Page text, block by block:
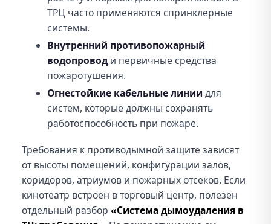
ТРЦ часто применяются спринклерные
системы.
Внутренний противопожарный
водопроводи первичные средства
пожаротушения.
Огнестойкие кабельные линии для
систем, которые должны сохранять
работоспособность при пожаре.
Требования к противодымной защите зависят
от высоты помещений, конфигурации залов,
коридоров, атриумов и пожарных отсеков. Если
кинотеатр встроен в торговый центр, полезен
отдельный разбор «Система дымоудаления в